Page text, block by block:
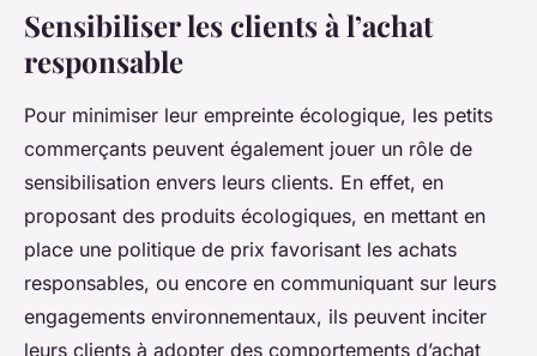
Sensibiliser les clients à l’achat
responsable
Pour minimiser leur empreinte écologique, les petits
commerçants peuvent également jouer un rôle de
sensibilisation envers leurs clients. En effet, en
proposant des produits écologiques, en mettant en
place une politique de prix favorisant les achats
responsables, ou encore en communiquant sur leurs
engagements environnementaux, ils peuvent inciter
leurs clients à adopter des comportements d’achat